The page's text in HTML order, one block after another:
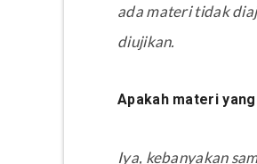
ada materi tidak
diujikan.
Apakah materi
Iya, kebanyakan